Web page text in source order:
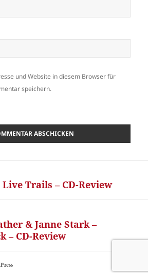
und Website in diesem Browser für
speichern.
Trails – CD-Review
& Janne Stark –
– CD-Review